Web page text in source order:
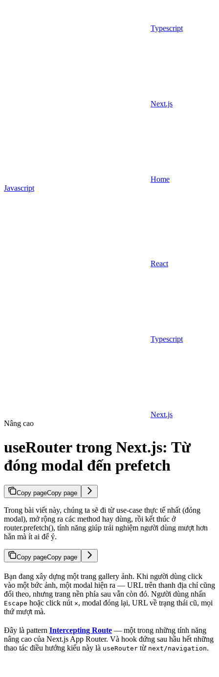
Typescript
Next.js
Home
Javascript
React
Typescript
Next.js
Nâng cao
useRouter trong Next.js: Từ
đóng modal đến prefetch
Copy pageCopy page
Trong bài viết này, chúng ta sẽ đi từ use-case thực tế nhất (đóng
modal), mở rộng ra các method hay dùng, rồi kết thúc ở
router.prefetch(), tính năng giúp trải nghiệm người dùng mượt hơn
hẳn mà ít ai để ý.
Copy pageCopy page
Bạn đang xây dựng một trang gallery ảnh. Khi người dùng click
vào một bức ảnh, một modal hiện ra — URL trên thanh địa chỉ cũng
đổi theo, nhưng trang nền phía sau vẫn còn đó. Người dùng nhấn
Escape hoặc click nút ✕, modal đóng lại, URL về trạng thái cũ, mọi
thứ mượt mà.
Đây là pattern Intercepting Route — một trong những tính năng
nâng cao của Next.js App Router. Và hook đứng sau hầu hết những
thao tác điều hướng kiểu này là useRouter từ next/navigation.